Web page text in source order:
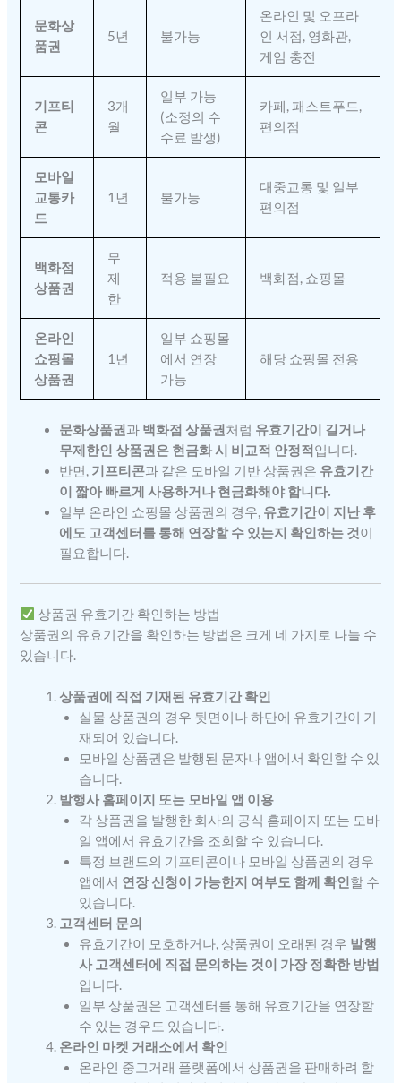
문화상
품권
5년 불가능
온라인 및 오프라
인 서점, 영화관,
게임 충전
기프티
콘
3개
월
일부 가능
(소정의 수
수료 발생)
카페, 패스트푸드,
편의점
모바일
교통카
드
1년 불가능
대중교통 및 일부
편의점
백화점
상품권
무
제
한
적용 불필요 백화점, 쇼핑몰
온라인
쇼핑몰
상품권
1년
일부 쇼핑몰
에서 연장
가능
해당 쇼핑몰 전용
문화상품권 과 백화점 상품권 처럼 유효기간이 길거나
무제한인 상품권은 현금화 시 비교적 안정적 입니다.
반면, 기프티콘과 같은 모바일 기반 상품권은 유효기간
이 짧아 빠르게 사용하거나 현금화해야 합니다.
일부 온라인 쇼핑몰 상품권의 경우, 유효기간이 지난 후
에도 고객센터를 통해 연장할 수 있는지 확인하는 것이
필요합니다.
상품권 유효기간 확인하는 방법
상품권의 유효기간을 확인하는 방법은 크게 네 가지로 나눌 수
있습니다.
상품권에 직접 기재된 유효기간 확인
실물 상품권의 경우 뒷면이나 하단에 유효기간이 기
재되어 있습니다.
모바일 상품권은 발행된 문자나 앱에서 확인할 수 있
습니다.
발행사 홈페이지 또는 모바일 앱 이용
각 상품권을 발행한 회사의 공식 홈페이지 또는 모바
일 앱에서 유효기간을 조회할 수 있습니다.
특정 브랜드의 기프티콘이나 모바일 상품권의 경우
앱에서 연장 신청이 가능한지 여부도 함께 확인 할 수
있습니다.
고객센터 문의
유효기간이 모호하거나, 상품권이 오래된 경우 발행
사 고객센터에 직접 문의하는 것이 가장 정확한 방법
입니다.
일부 상품권은 고객센터를 통해 유효기간을 연장할
수 있는 경우도 있습니다.
온라인 마켓 거래소에서 확인
온라인 중고거래 플랫폼에서 상품권을 판매하려 할